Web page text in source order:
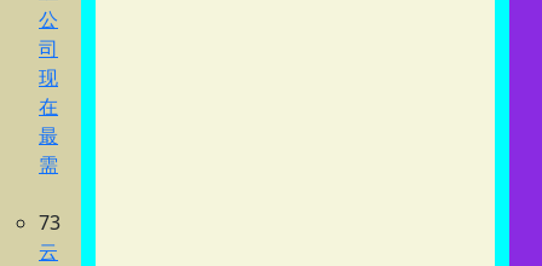
公
司
现
在
最
需
73
云